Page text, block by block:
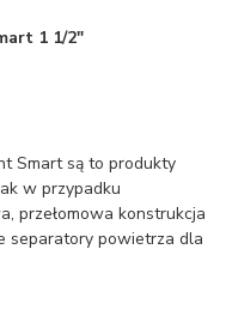
1 1/2"
Smart są to produkty
w przypadku
przełomowa konstrukcja
separatory powietrza dla